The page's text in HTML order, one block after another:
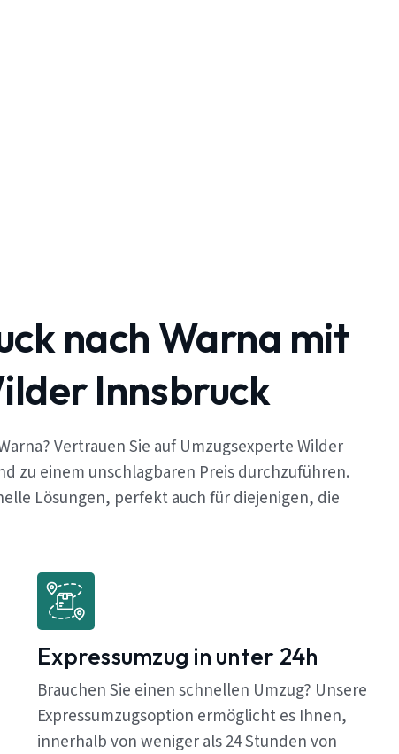
nach Warna mit
Innsbruck
Vertrauen Sie auf Umzugsexperte Wilder
zu einem unschlagbaren Preis durchzuführen.
Lösungen, perfekt auch für diejenigen, die
Expressumzug in unter 24h
Brauchen Sie einen schnellen Umzug? Unsere
Expressumzugsoption ermöglicht es Ihnen,
innerhalb von weniger als 24 Stunden von